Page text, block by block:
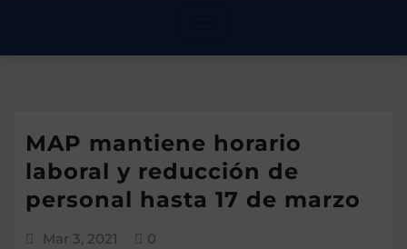
MAP mantiene horario
laboral y reducción de
personal hasta 17 de marzo
Mar 3, 2021 0